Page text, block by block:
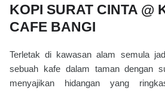
KOPI SURAT CINTA @
CAFE BANGI
Terletak di kawasan alam semula
sebuah kafe dalam taman dengan
menyajikan hidangan yang